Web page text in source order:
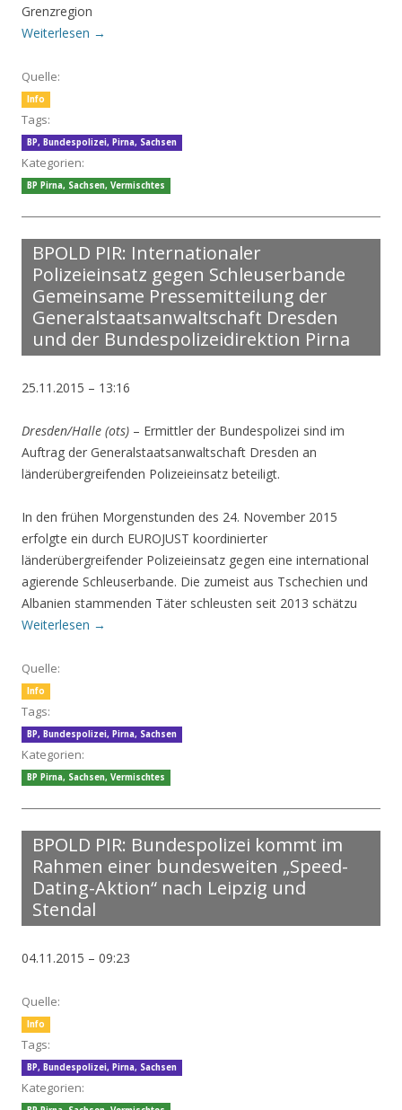
Grenzregion
Weiterlesen →
Quelle:
Info
Tags:
BP, Bundespolizei, Pirna, Sachsen
Kategorien:
BP Pirna, Sachsen, Vermischtes
BPOLD PIR: Internationaler
Polizeieinsatz gegen Schleuserbande
Gemeinsame Pressemitteilung der
Generalstaatsanwaltschaft Dresden
und der Bundespolizeidirektion Pirna
25.11.2015 – 13:16
Dresden/Halle (ots) – Ermittler der Bundespolizei sind im
Auftrag der Generalstaatsanwaltschaft Dresden an
länderübergreifenden Polizeieinsatz beteiligt.
In den frühen Morgenstunden des 24. November 2015
erfolgte ein durch EUROJUST koordinierter
länderübergreifender Polizeieinsatz gegen eine international
agierende Schleuserbande. Die zumeist aus Tschechien und
Albanien stammenden Täter schleusten seit 2013 schätzu
Weiterlesen →
Quelle:
Info
Tags:
BP, Bundespolizei, Pirna, Sachsen
Kategorien:
BP Pirna, Sachsen, Vermischtes
BPOLD PIR: Bundespolizei kommt im
Rahmen einer bundesweiten „Speed-
Dating-Aktion“ nach Leipzig und
Stendal
04.11.2015 – 09:23
Quelle:
Info
Tags:
BP, Bundespolizei, Pirna, Sachsen
Kategorien: